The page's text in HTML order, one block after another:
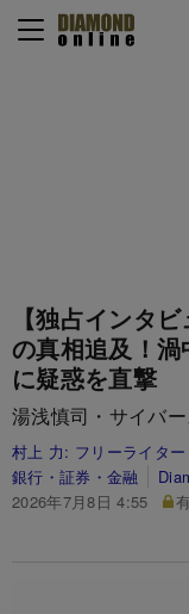
【独占インタ
の真相追及！
に疑惑を直撃
湯浅慎司・サイバ
村上 力: フリーライター
銀行・証券・金融
2026年7月8日 4:55